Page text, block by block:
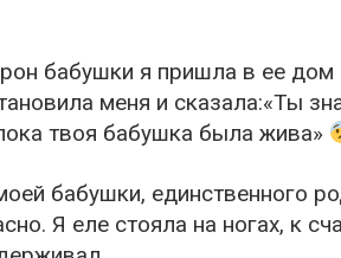
бабушки я пришла в ее
меня и сказала:«Ты
твоя бабушка была жива»
бабушки, единственного
Я еле стояла на ногах, к